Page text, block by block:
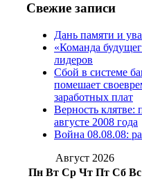
июля 2017 г
2012 г(15)
(15)№98 1
августа 2016 г(10)
№98 8 августа 2013 г
августа 2012 г
2017 г(9)
2016 г(12) №99 8
августа 2012 г(11)
Свежие записи
Дань памяти и
«Команда
лидеров
Сбой в системе
помешает
заработных плат
Верность клятве:
августе 2008 года
Война 08.08.08:
Август 2026
Пн Вт Ср Чт Пт Сб Вс